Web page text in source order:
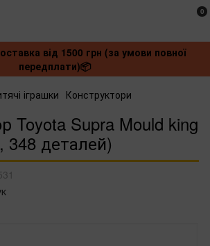
0
від 1500 грн (за умови повної
передплати)📦
іграшки Конструктори
Toyota Supra Mould king
348 деталей)